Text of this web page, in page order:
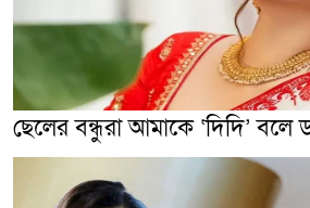
ছেলের বন্ধুরা আমাকে ‘দিদি’ বলে